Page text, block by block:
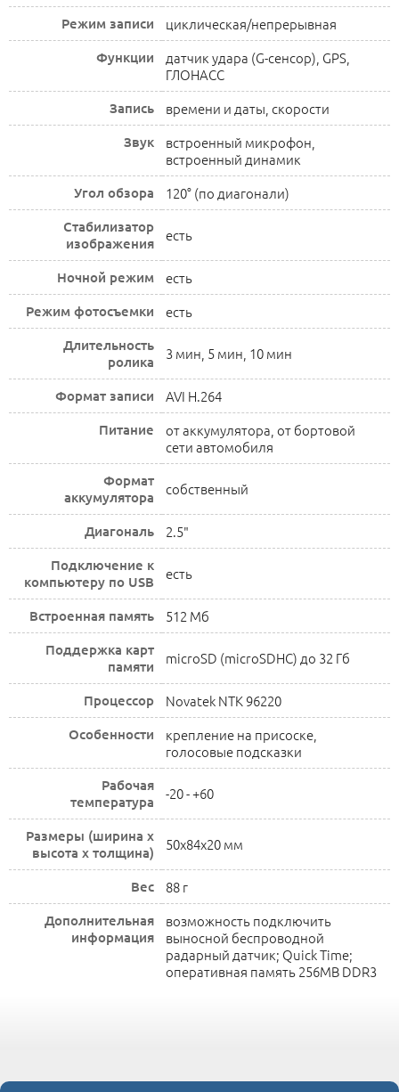
Режим записи циклическая/непрерывная
Функции
датчик удара (G-сенсор), GPS,
ГЛОНАСС
Запись времени и даты, скорости
Звук
встроенный микрофон,
встроенный динамик
Угол обзора 120° (по диагонали)
Стабилизатор
изображения
есть
Ночной режим есть
Режим фотосъемки есть
Длительность
ролика
3 мин, 5 мин, 10 мин
Формат записи AVI H.264
Питание
от аккумулятора, от бортовой
сети автомобиля
Формат
аккумулятора
собственный
Диагональ 2.5"
Подключение к
компьютеру по USB
есть
Встроенная память 512 Мб
Поддержка карт
памяти
microSD (microSDHC) до 32 Гб
Процессор Novatek NTK 96220
Особенности
крепление на присоске,
голосовые подсказки
Рабочая
температура
-20 - +60
Размеры (ширина x
высота x толщина)
50x84x20 мм
Вес 88 г
Дополнительная
информация
возможность подключить
выносной беспроводной
радарный датчик; Quick Time;
оперативная память 256MB DDR3